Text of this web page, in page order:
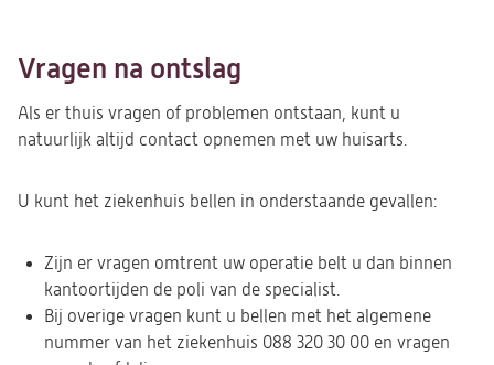
Vragen na ontslag
Als er thuis vragen of problemen ontstaan, kunt u
natuurlijk altijd contact opnemen met uw huisarts.
U kunt het ziekenhuis bellen in onderstaande gevallen:
Zijn er vragen omtrent uw operatie belt u dan binnen
kantoortijden de poli van de specialist.
Bij overige vragen kunt u bellen met het algemene
nummer van het ziekenhuis 088 320 30 00 en vragen